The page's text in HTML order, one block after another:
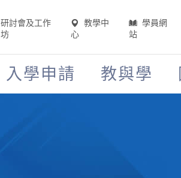
研討會及工作
坊
教學中
心
學員網
站
入學申請 教與學